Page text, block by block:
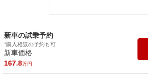
新車の試乗予約
*購入相談の予約も可
新車価格
167.8万円